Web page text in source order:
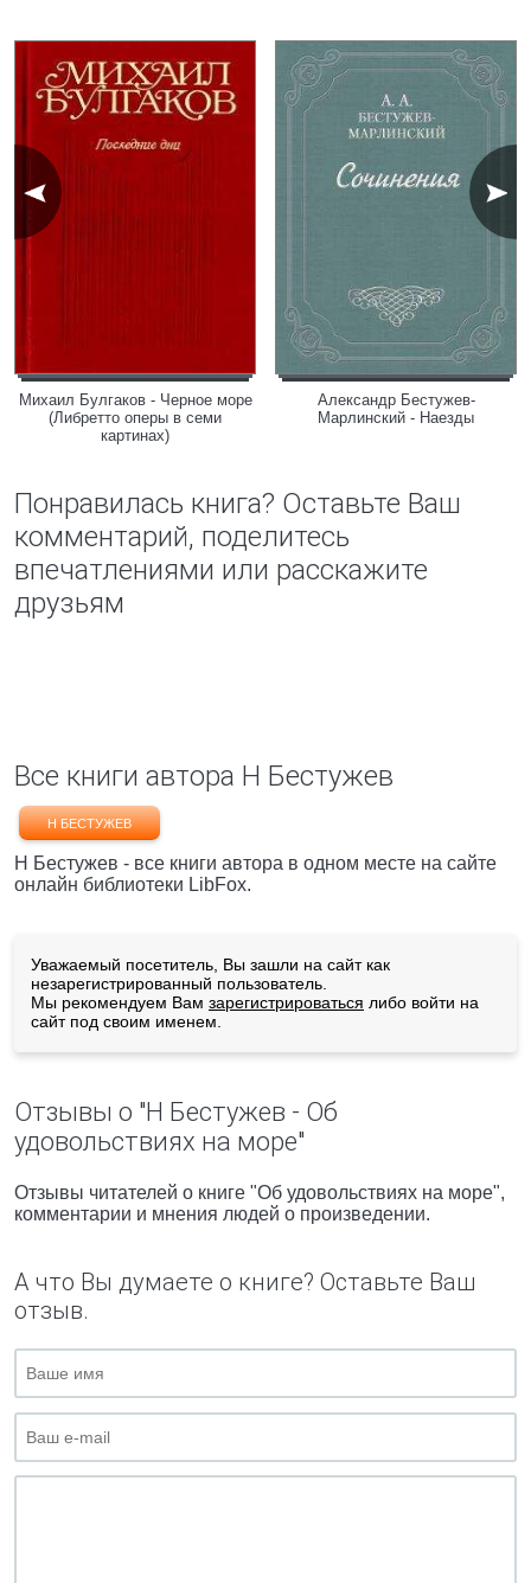
Михаил Булгаков - Черное море
(Либретто оперы в семи
картинах)
Александр Бестужев-
Марлинский - Наезды
Понравилась книга? Оставьте Ваш
комментарий, поделитесь
впечатлениями или расскажите
друзьям
Все книги автора Н Бестужев
Н БЕСТУЖЕВ
Н Бестужев - все книги автора в одном месте на сайте
онлайн библиотеки LibFox.
Уважаемый посетитель, Вы зашли на сайт как
незарегистрированный пользователь.
Мы рекомендуем Вам зарегистрироваться либо войти на
сайт под своим именем.
Отзывы о "Н Бестужев - Об
удовольствиях на море"
Отзывы читателей о книге "Об удовольствиях на море",
комментарии и мнения людей о произведении.
А что Вы думаете о книге? Оставьте Ваш
отзыв.